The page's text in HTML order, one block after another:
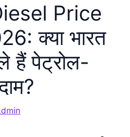
Price
क्या भारत
हैं पेट्रोल-